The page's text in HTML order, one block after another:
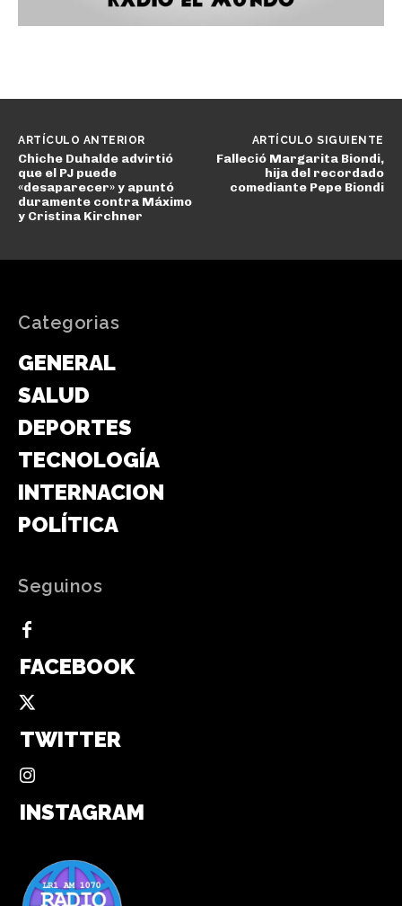
ARTÍCULO ANTERIOR
Chiche Duhalde advirtió
que el PJ puede
«desaparecer» y apuntó
duramente contra Máximo
y Cristina Kirchner
ARTÍCULO SIGUIENTE
Falleció Margarita Biondi,
hija del recordado
comediante Pepe Biondi
Categorias
GENERAL
SALUD
DEPORTES
TECNOLOGÍA
INTERNACIONAL
POLÍTICA
Seguinos
FACEBOOK
TWITTER
INSTAGRAM